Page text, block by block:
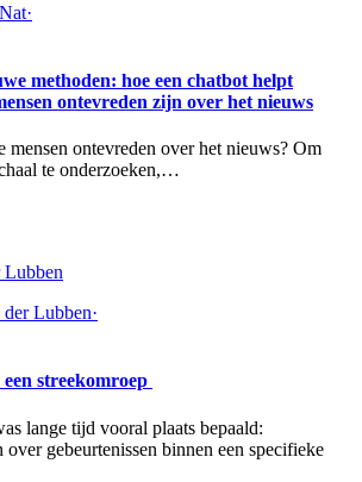
·
methoden: hoe een chatbot helpt
ontevreden zijn over het nieuws
mensen ontevreden over het nieuws? Om
te onderzoeken,…
der Lubben·
streekomroep
lange tijd vooral plaats bepaald:
gebeurtenissen binnen een specifieke